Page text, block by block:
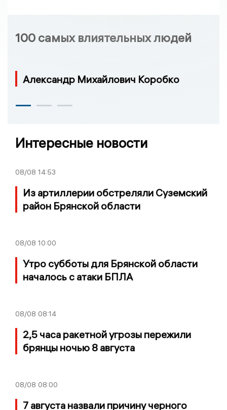
100 самых влиятельных людей
Александр Михайлович Коробко
Интересные новости
08/08 14:53
Из артиллерии обстреляли Суземский
район Брянской области
08/08 10:00
Утро субботы для Брянской области
началось с атаки БПЛА
08/08 08:14
2,5 часа ракетной угрозы пережили
брянцы ночью 8 августа
08/08 08:00
7 августа назвали причину черного